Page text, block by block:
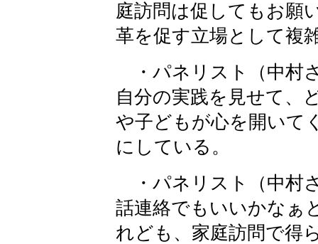
庭訪問は促してもお願
革を促す立場として複
・パネリスト（中村
自分の実践を見せて、
や子どもが心を開いて
にしている。
・パネリスト（中村
話連絡でもいいかなぁ
れども、家庭訪問で得